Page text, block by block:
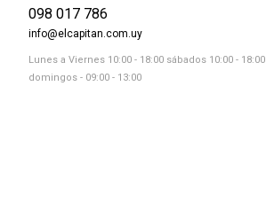
098 017 786
info@elcapitan.com.uy
Lunes a Viernes 10:00 - 18:00 sábados 10:00 - 18:00
domingos - 09:00 - 13:00